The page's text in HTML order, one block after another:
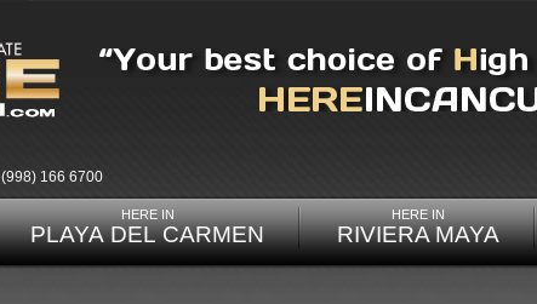
166 6700
HERE IN
PLAYA DEL CARMEN
HERE IN
RIVIERA MAYA